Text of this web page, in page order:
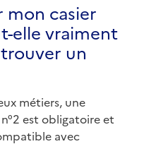
mon casier
elle vraiment
un
métiers, une
est obligatoire et
avec